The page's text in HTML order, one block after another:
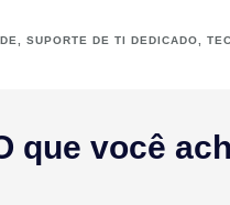
,SUPORTE DE TI DEDICADO ,
que você